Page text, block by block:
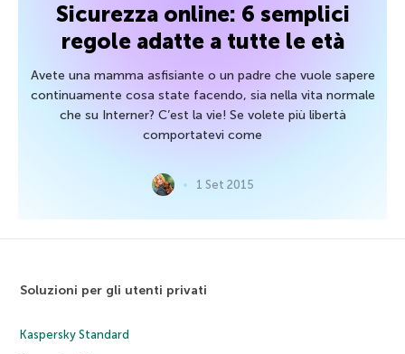
Sicurezza online: 6 semplici
regole adatte a tutte le età
Avete una mamma asfisiante o un padre che vuole sapere
continuamente cosa state facendo, sia nella vita normale
che su Interner? C’est la vie! Se volete più libertà
comportatevi come
1 Set 2015
Soluzioni per gli utenti privati
Kaspersky Standard